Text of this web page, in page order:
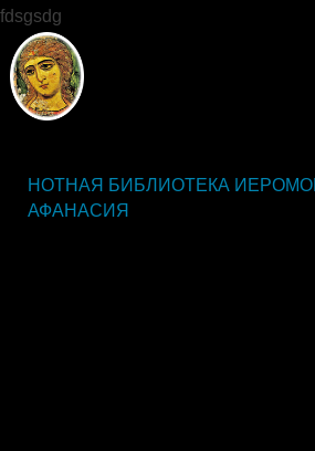
fdsgsdg
НОТНАЯ БИБЛИОТЕКА
АФАНАСИЯ